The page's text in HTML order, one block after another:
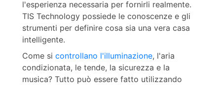
l'esperienza necessaria per fornirli realmente.
TIS Technology possiede le conoscenze e gli
strumenti per definire cosa sia una vera casa
intelligente.
Come si controllano l'illuminazione, l'aria
condizionata, le tende, la sicurezza e la
musica? Tutto può essere fatto utilizzando